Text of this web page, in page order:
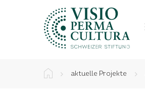
aktuelle Projekte